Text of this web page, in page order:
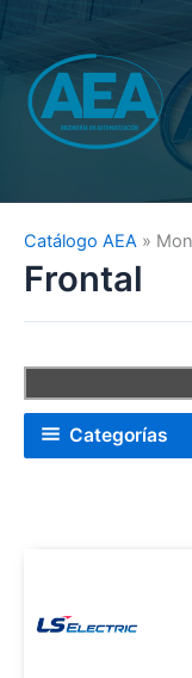
al
contenido
Catálogo AEA »
Frontal
Categorías